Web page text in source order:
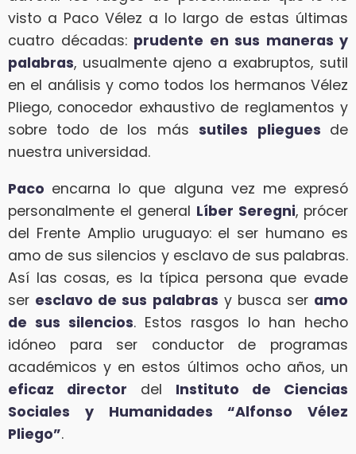
visto a Paco Vélez a lo largo de estas últimas
cuatro décadas: prudente en sus maneras y
palabras, usualmente ajeno a exabruptos, sutil
en el análisis y como todos los hermanos Vélez
Pliego, conocedor exhaustivo de reglamentos y
sobre todo de los mássutiles pliegues de
nuestra universidad.
Paco encarna lo que alguna vez me expresó
personalmente el general Líber Seregni, prócer
del Frente Amplio uruguayo: el ser humano es
amo de sus silencios y esclavo de sus palabras.
Así las cosas, es la típica persona que evade
ser esclavo de sus palabras y busca ser amo
de sus silencios. Estos rasgos lo han hecho
idóneo para ser conductor de programas
académicos y en estos últimos ocho años, un
eficaz director del Instituto de Ciencias
Sociales y Humanidades “Alfonso Vélez
Pliego”.